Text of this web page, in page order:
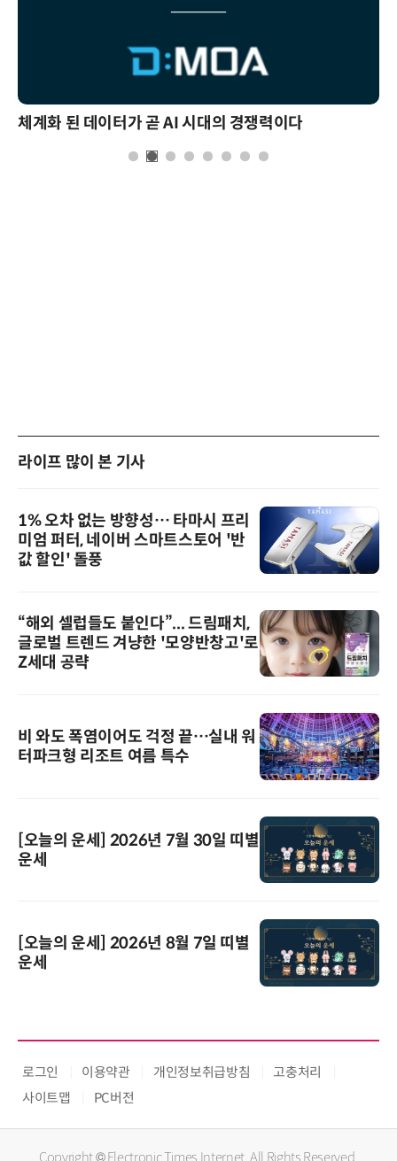
체계화 된 데이터가 곧 AI 시대의 경쟁력이다
라이프 많이 본 기사
1% 오차 없는 방향성… 타마시 프리
미엄 퍼터, 네이버 스마트스토어 '반
값 할인' 돌풍
“해외 셀럽들도 붙인다”... 드림패치,
글로벌 트렌드 겨냥한 '모양반창고'로
Z세대 공략
비 와도 폭염이어도 걱정 끝…실내 워
터파크형 리조트 여름 특수
[오늘의 운세] 2026년 7월 30일 띠별
운세
[오늘의 운세] 2026년 8월 7일 띠별
운세
로그인 이용약관 개인정보취급방침
고충처리
사이트맵
PC버전
Copyright © Electronic Times Internet. All Rights Reserved.